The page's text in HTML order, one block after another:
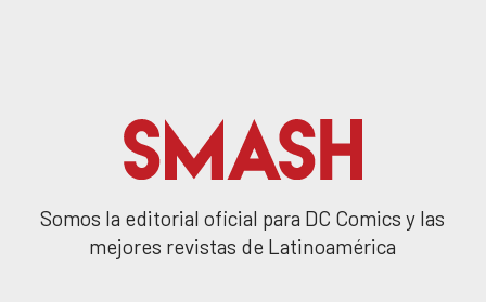
Somos la editorial oficial para DC Comics y las
mejores revistas de Latinoamérica